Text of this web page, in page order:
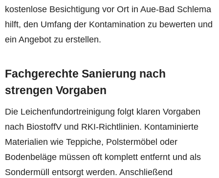
kostenlose Besichtigung vor Ort in Aue-Bad Schlema
hilft, den Umfang der Kontamination zu bewerten und
ein Angebot zu erstellen.
Fachgerechte Sanierung nach
strengen Vorgaben
Die Leichenfundortreinigung folgt klaren Vorgaben
nach BiostoffV und RKI-Richtlinien. Kontaminierte
Materialien wie Teppiche, Polstermöbel oder
Bodenbeläge müssen oft komplett entfernt und als
Sondermüll entsorgt werden. Anschließend